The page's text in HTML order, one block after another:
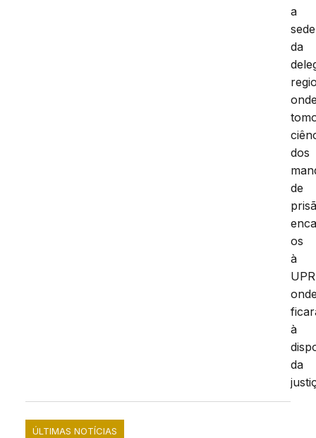
a
sede
da
dos
de
os
à
à
da
ÚLTIMAS NOTÍCIAS